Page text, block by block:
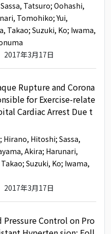
Tatsuro; Oohashi,
Tomohiko; Yui,
Takao; Suzuki, Ko; Iwama,
2017年3月17日
Rupture and Corona
for Exercise-relate
Cardiac Arrest Due t
; Hirano, Hitoshi; Sassa,
Akira; Harunari,
Takao; Suzuki, Ko; Iwama,
2017年3月17日
Control on Pro